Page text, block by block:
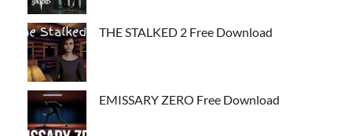
THE STALKED 2 Free Download
EMISSARY ZERO Free Download